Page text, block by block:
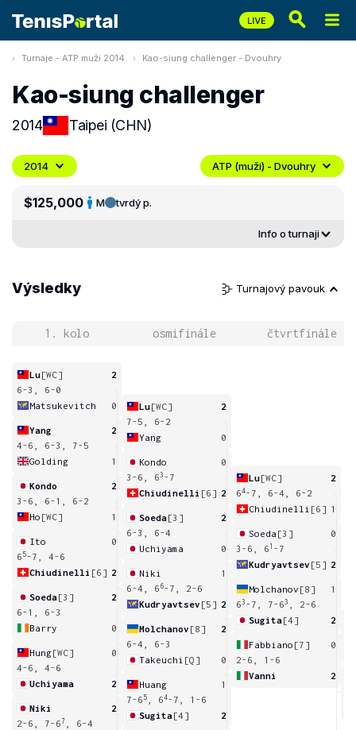
Turnaje - ATP muži 2014 Kao-siung challenger - Dvouhry
Kao-siung challenger
2014 Taipei (CHN)
2014 ATP (muži) - Dvouhry
$125,000 M tvrdý p.
Info o turnaji
Výsledky Turnajový pavouk
1. kolo osmifinále čtvrtfinále
Lu[WC]
2
6-3, 6-0
Matsukevitch
0
Yang
2
4-6, 6-3, 7-5
Golding
1
Kondo
2
3-6, 6-1, 6-2
Ho [WC] 1
Ito
0
6 5-7, 4-6
Chiudinelli [6] 2
Soeda[3]
2
6-1, 6-3
Barry
0
Hung[WC]
0
4-6, 4-6
Uchiyama
2
Niki
2
2-6, 7-67
, 6-4
Lu[WC]
2
7-5, 6-2
Yang
0
Kondo
0
3-6, 63 -7
Chiudinelli [6] 2
Soeda[3]
2
6-3, 6-4
Uchiyama
0
Niki
1
6-4, 6 6-7, 2-6
Kudryavtsev [5] 2
Molchanov [8]
2
6-4, 6-3
Takeuchi [Q] 0
Huang
1
7-6 5 , 64-7, 1-6
Sugita[4] 2
Lu[WC]
2
64-7, 6-4, 6-2
Chiudinelli [6] 1
Soeda [3]
0
3-6, 6 1 -7
Kudryavtsev [5] 2
Molchanov [8]
1
63 -7, 7-63
, 2-6
Sugita[4] 2
Fabbiano [7]
0
2-6, 1-6
Vanni
2